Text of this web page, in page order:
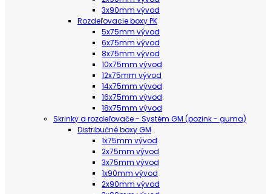
3x90mm vývod
Rozdeľovacie boxy PK
5x75mm vývod
6x75mm vývod
8x75mm vývod
10x75mm vývod
12x75mm vývod
14x75mm vývod
16x75mm vývod
18x75mm vývod
Skrinky a rozdeľovače - Systém GM (pozink - guma)
Distribučné boxy GM
1x75mm vývod
2x75mm vývod
3x75mm vývod
1x90mm vývod
2x90mm vývod